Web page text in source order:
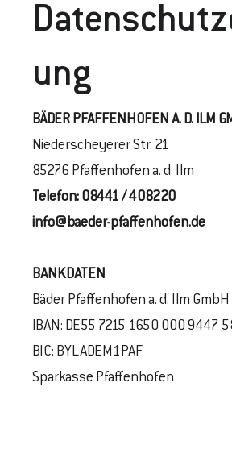
Ung
BÄDER PFAFFENHOFEN A. D. ILM
Niederscheyerer Str. 21
85276 Pfaffenhofen a. d. Ilm
Telefon: 08441 / 408220
info@baeder-pfaffenhofen.de
BANKDATEN
Bäder Pfaffenhofen a. d. Ilm GmbH
IBAN: DE55 7215 1650 000 9447
BIC: BYLADEM1PAF
Sparkasse Pfaffenhofen